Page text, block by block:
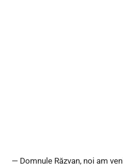
— Domnule Răzvan, noi am